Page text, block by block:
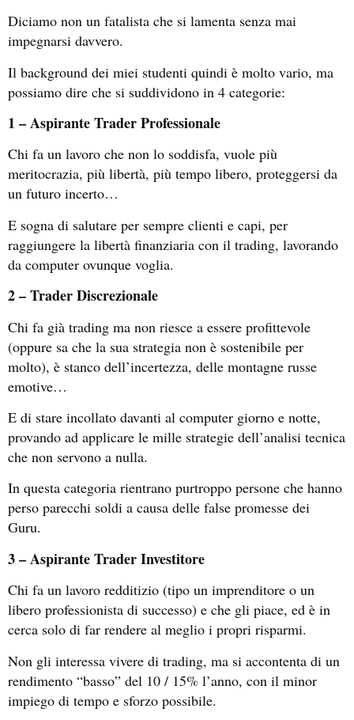
Diciamo non un fatalista che si lamenta senza mai
impegnarsi davvero.
Il background dei miei studenti quindi è molto vario, ma
possiamo dire che si suddividono in 4 categorie:
1 – Aspirante Trader Professionale
Chi fa un lavoro che non lo soddisfa, vuole più
meritocrazia, più libertà, più tempo libero, proteggersi da
un futuro incerto…
E sogna di salutare per sempre clienti e capi, per
raggiungere la libertà finanziaria con il trading, lavorando
da computer ovunque voglia.
2 – Trader Discrezionale
Chi fa già trading ma non riesce a essere profittevole
(oppure sa che la sua strategia non è sostenibile per
molto), è stanco dell’incertezza, delle montagne russe
emotive…
E di stare incollato davanti al computer giorno e notte,
provando ad applicare le mille strategie dell’analisi tecnica
che non servono a nulla.
In questa categoria rientrano purtroppo persone che hanno
perso parecchi soldi a causa delle false promesse dei
Guru.
3 – Aspirante Trader Investitore
Chi fa un lavoro redditizio (tipo un imprenditore o un
libero professionista di successo) e che gli piace, ed è in
cerca solo di far rendere al meglio i propri risparmi.
Non gli interessa vivere di trading, ma si accontenta di un
rendimento “basso” del 10 / 15% l’anno, con il minor
impiego di tempo e sforzo possibile.